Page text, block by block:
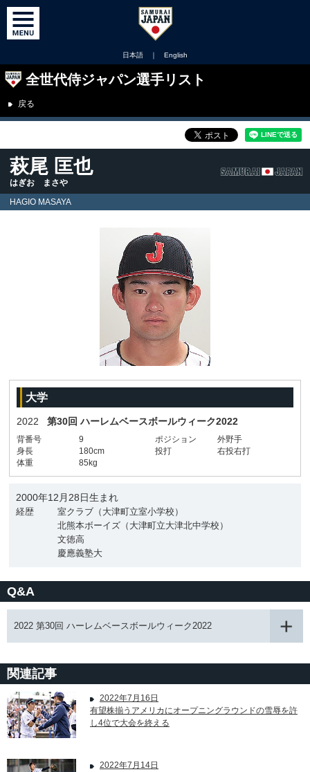
日本語 ｜ English
全世代侍ジャパン選手リスト
戻る
萩尾 匡也
はぎお まさや
HAGIO MASAYA
大学
2022 第30回 ハーレムベースボールウィーク2022
背番号 9 ポジション
外野手
身長
180cm 投打
右投右打
体重
85kg
2000年12月28日生まれ
経歴
室クラブ（大津町立室小学校）
北熊本ボーイズ（大津町立大津北中学校）
文徳高
慶應義塾大
Q&A
2022 第30回 ハーレムベースボールウィーク2022
関連記事
2022年7月16日
有望株揃うアメリカにオープニングラウンドの雪辱を許
し4位で大会を終える
2022年7月14日